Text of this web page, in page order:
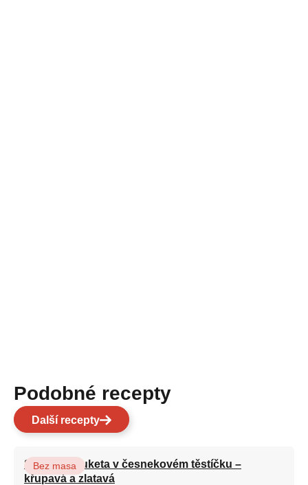
Podobné recepty
Další recepty
Smažená cuketa v česnekovém těstíčku –
křupavá a zlatavá
Bez masa